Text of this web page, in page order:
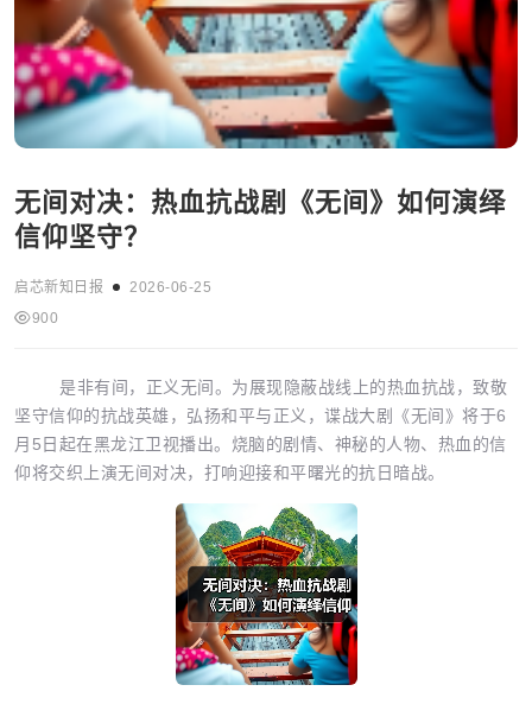
无间对决：热血抗战剧《无间》如何演绎
信仰坚守？
启芯新知日报
2026-06-25
900
是非有间，正义无间。为展现隐蔽战线上的热血抗战，致敬
坚守信仰的抗战英雄，弘扬和平与正义，谍战大剧《无间》将于6
月5日起在黑龙江卫视播出。烧脑的剧情、神秘的人物、热血的信
仰将交织上演无间对决，打响迎接和平曙光的抗日暗战。